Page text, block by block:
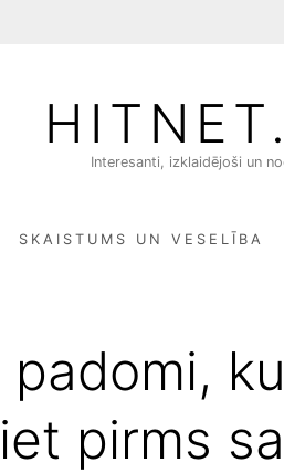
Interesanti, izklaidējoši un
SKAISTUMS UN VESELĪBA
padomi,
pirms